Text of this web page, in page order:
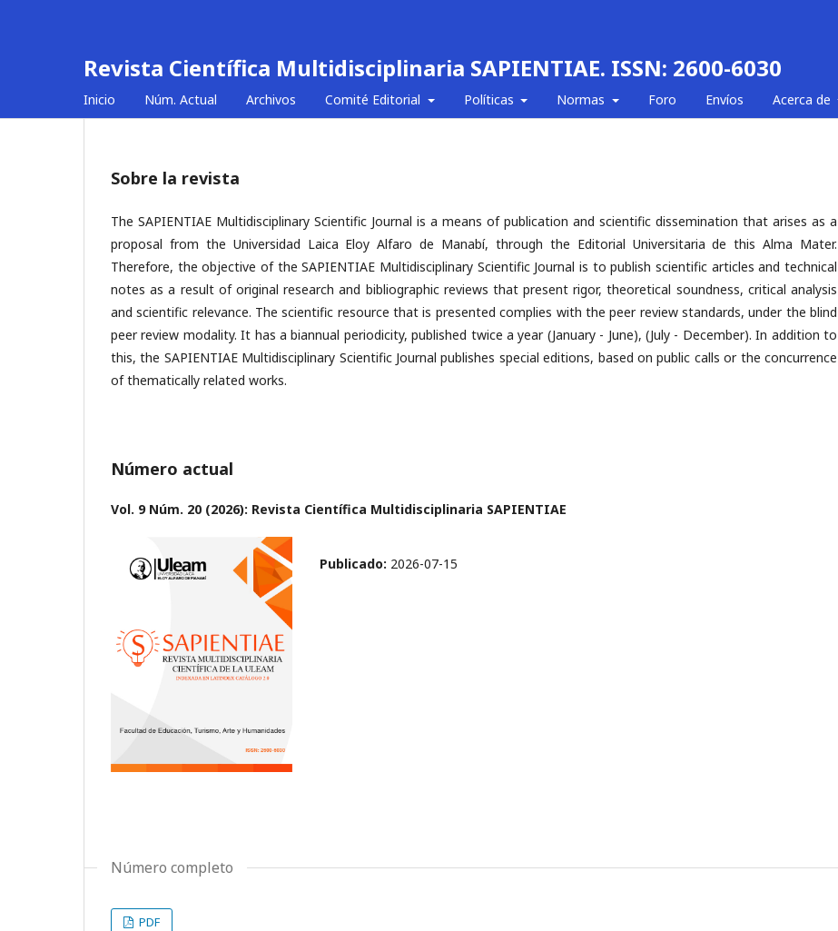
Revista Científica Multidisciplinaria SAPIENTIAE. ISSN: 2600-6030
Inicio Núm. Actual Archivos Comité Editorial Políticas Normas Foro Envíos Acerca de
Sobre la revista
The SAPIENTIAE Multidisciplinary Scientific Journal is a means of publication and scientific dissemination that arises as a
proposal from the Universidad Laica Eloy Alfaro de Manabí, through the Editorial Universitaria de this Alma Mater.
Therefore, the objective of the SAPIENTIAE Multidisciplinary Scientific Journal is to publish scientific articles and technical
notes as a result of original research and bibliographic reviews that present rigor, theoretical soundness, critical analysis
and scientific relevance. The scientific resource that is presented complies with the peer review standards, under the blind
peer review modality. It has a biannual periodicity, published twice a year (January - June), (July - December). In addition to
this, the SAPIENTIAE Multidisciplinary Scientific Journal publishes special editions, based on public calls or the concurrence
of thematically related works.
Número actual
Vol. 9 Núm. 20 (2026): Revista Científica Multidisciplinaria SAPIENTIAE
Publicado: 2026-07-15
Número completo
PDF